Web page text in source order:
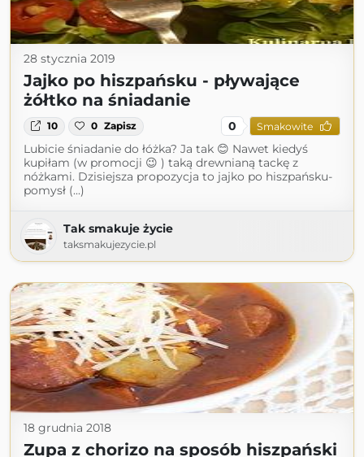
28 stycznia 2019
Jajko po hiszpańsku - pływające
żółtko na śniadanie
10 0 Zapisz 0 Smakowite
Lubicie śniadanie do łóżka? Ja tak 😊 Nawet kiedyś
kupiłam (w promocji 😉 ) taką drewnianą tackę z
nóżkami. Dzisiejsza propozycja to jajko po hiszpańsku-
pomysł (...)
Tak smakuje życie
taksmakujezycie.pl
18 grudnia 2018
Zupa z chorizo na sposób hiszpański